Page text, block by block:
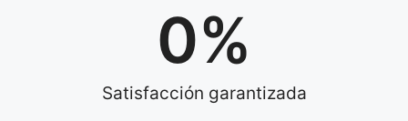
Satisfacción garantizada
0%